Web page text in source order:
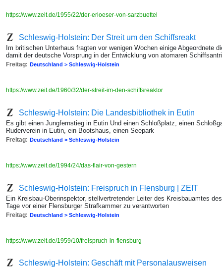
https://www.zeit.de/1955/22/der-erloeser-von-sarzbuettel
Schleswig-Holstein: Der Streit um den Schiffsreakt
Im britischen Unterhaus fragten vor wenigen Wochen einige Abgeordnete
damit der deutsche Vorsprung in der Entwicklung von atomaren
Freitag: Deutschland > Schleswig-Holstein
https://www.zeit.de/1960/32/der-streit-im-den-schiffsreaktor
Schleswig-Holstein: Die Landesbibliothek in Eutin
Es gibt einen Jungfernstieg in Eutin Und einen Schloßplatz, einen
Ruderverein in Eutin, ein Bootshaus, einen Seepark
Freitag: Deutschland > Schleswig-Holstein
https://www.zeit.de/1994/24/das-flair-von-gestern
Schleswig-Holstein: Freispruch in Flensburg | ZEIT
Ein Kreisbau-Oberinspektor, stellvertretender Leiter des Kreisbauamtes
Tage vor einer Flensburger Strafkammer zu verantworten
Freitag: Deutschland > Schleswig-Holstein
https://www.zeit.de/1959/10/freispruch-in-flensburg
Schleswig-Holstein: Geschäft mit Personalausweisen